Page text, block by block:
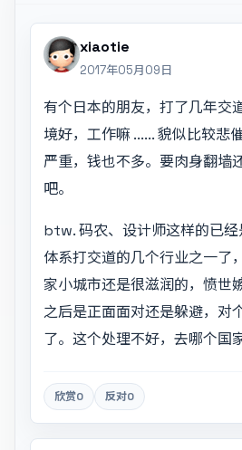
xiaotie
2017年05月09日
有个日本的朋友，打了几年交
境好，工作嘛 ...... 貌似比较悲
严重，钱也不多。要肉身翻墙
吧。
btw. 码农、设计师这样的已
体系打交道的几个行业之一了
家小城市还是很滋润的，愤世
之后是正面面对还是躲避，对
了。这个处理不好，去哪个国
欣赏0 反对0